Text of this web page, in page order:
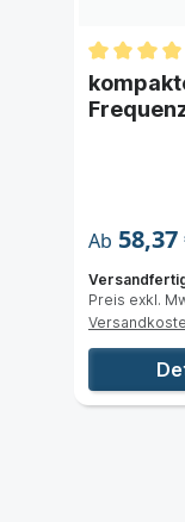
& Typ)
& Typ)
Ab 58,37
Lieferzeit 3
Preis exkl.